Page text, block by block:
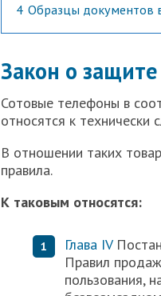
4 Образцы документов
Закон о
Сотовые телефоны в
относятся к технически
В отношении таких
правила.
К таковым относятся:
Глава IV
Правил
пользования,